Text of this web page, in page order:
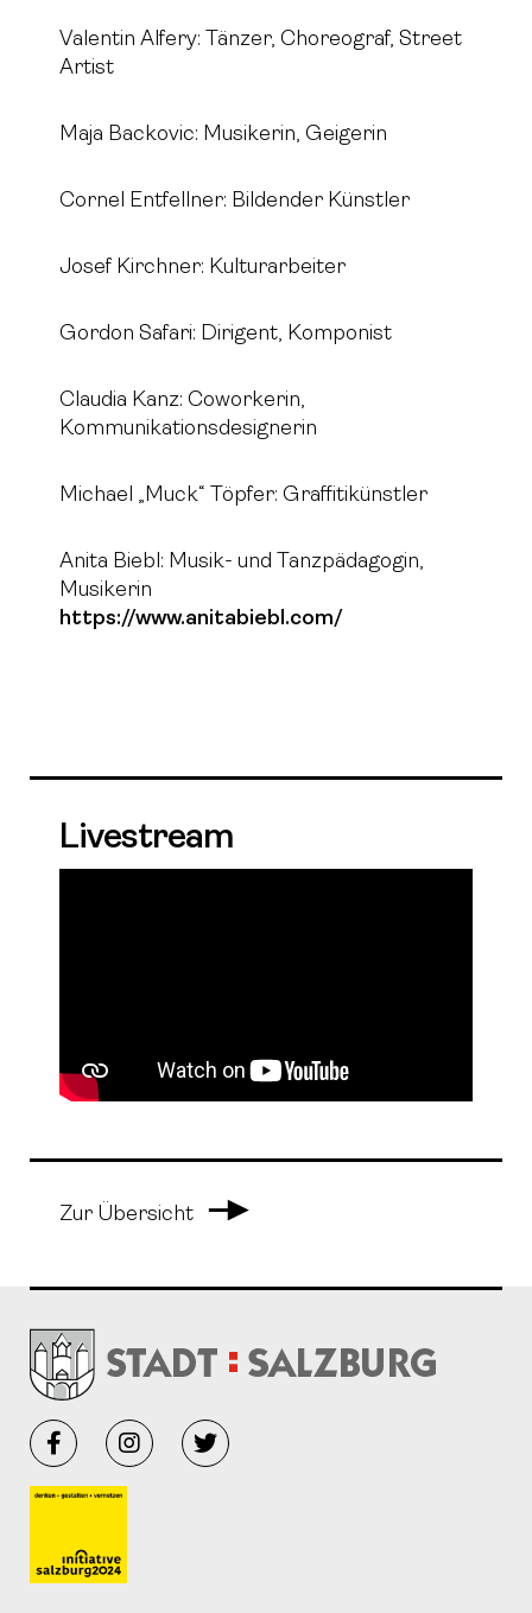
Valentin Alfery: Tänzer, Choreograf, Street
Artist
Maja Backovic: Musikerin, Geigerin
Cornel Entfellner: Bildender Künstler
Josef Kirchner: Kulturarbeiter
Gordon Safari: Dirigent, Komponist
Claudia Kanz: Coworkerin,
Kommunikationsdesignerin
Michael „Muck“ Töpfer: Graffitikünstler
Anita Biebl: Musik- und Tanzpädagogin,
Musikerin
https://www.anitabiebl.com/
Livestream
Zur Übersicht Arrow Right
FacebookInstagramTwitter